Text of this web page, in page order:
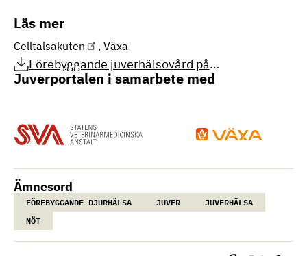
Läs mer
Celltalsakuten , Växa
Förebyggande juverhälsovård på
besättningsnivå (PDF, 154.95 KB)
Juverportalen i samarbete med
Ämnesord
FÖREBYGGANDE DJURHÄLSA JUVER
JUVERHÄLSA
NÖT